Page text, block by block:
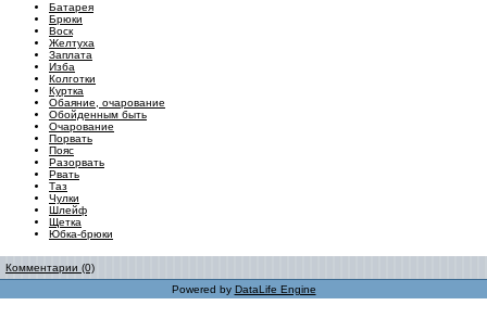
Батарея
Брюки
Воск
Желтуха
Заплата
Изба
Колготки
Куртка
Обаяние, очарование
Обойденным быть
Очарование
Порвать
Пояс
Разорвать
Рвать
Таз
Чулки
Шлейф
Щетка
Юбка-брюки
Комментарии (0)
Powered by DataLife Engine